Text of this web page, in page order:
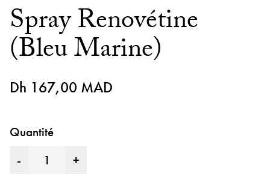
Spray Renovétine
(Bleu Marine)
Dh 167,00 MAD
Quantité
-
+